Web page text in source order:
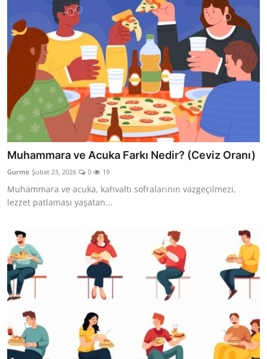
Muhammara ve Acuka Farkı Nedir? (Ceviz Oranı)
Gurme Şubat 23, 2026 0 19
Muhammara ve acuka, kahvaltı sofralarının vazgeçilmezi,
lezzet patlaması yaşatan...